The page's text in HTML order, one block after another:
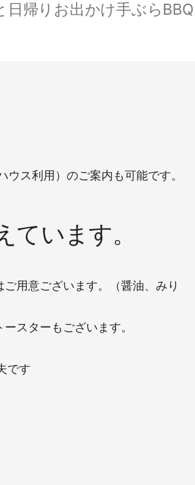
日帰りお出かけ手ぶら
ス利用）のご案内も可能です。
います。
用意ございます。（醤油、みり
スターもございます。
です